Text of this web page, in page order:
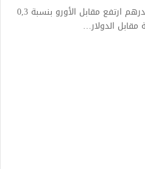
أفاد بنك المغرب بأن سعر صرف الدرهم ارتفع مقابل الأورو بنسبة 0,3